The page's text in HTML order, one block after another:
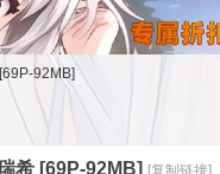
92MB]
希 [69P-92MB] [复制链接]